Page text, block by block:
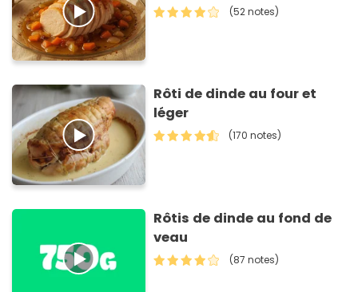
(52 notes)
Rôti de dinde au four et
léger
(170 notes)
Rôtis de dinde au fond de
veau
(87 notes)